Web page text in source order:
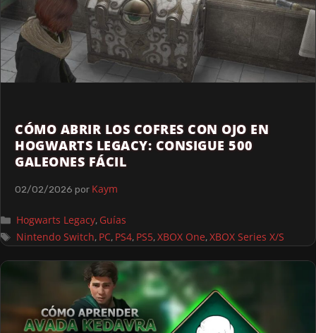
CÓMO ABRIR LOS COFRES CON OJO EN
HOGWARTS LEGACY: CONSIGUE 500
GALEONES FÁCIL
02/02/2026 por Kaym
Hogwarts Legacy, Guías
Nintendo Switch, PC, PS4, PS5,XBOX One,XBOX Series X/S